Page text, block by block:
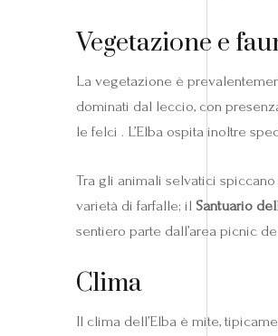
Vegetazione e
La vegetazione è
dominati dal leccio, con
le felci . L’Elba ospita inoltre
Tra gli animali selvatici
varietà di farfalle; il Santuario
sentiero parte dall’area picnic
Clima
Il clima dell’Elba è mite,